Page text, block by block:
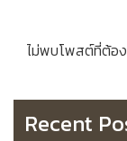
ไม่พบโพสต์ที่ต้อ
Recent